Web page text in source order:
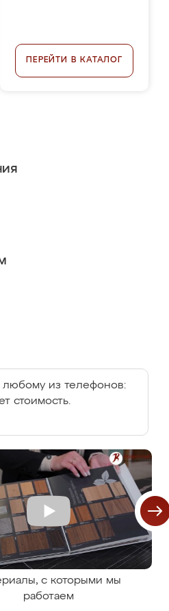
ПЕРЕЙТИ В КАТАЛОГ
из телефонов:
стоимость.
с которыми мы
работаем